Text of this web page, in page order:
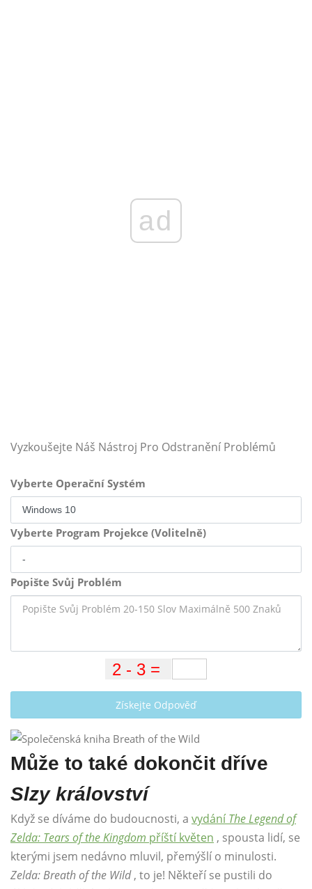
ad
Vyzkoušejte Náš Nástroj Pro Odstranění Problémů
Vyberte Operační Systém
Vyberte Program Projekce (Volitelně)
Popište Svůj Problém
Získejte Odpověď
Může to také dokončit dříve
Slzy království
Když se díváme do budoucnosti, a vydáníThe Legend of
Zelda: Tears of the Kingdom příští květen , spousta lidí, se
kterými jsem nedávno mluvil, přemýšlí o minulosti.
Zelda: Breath of the Wild, to je! Někteří se pustili do